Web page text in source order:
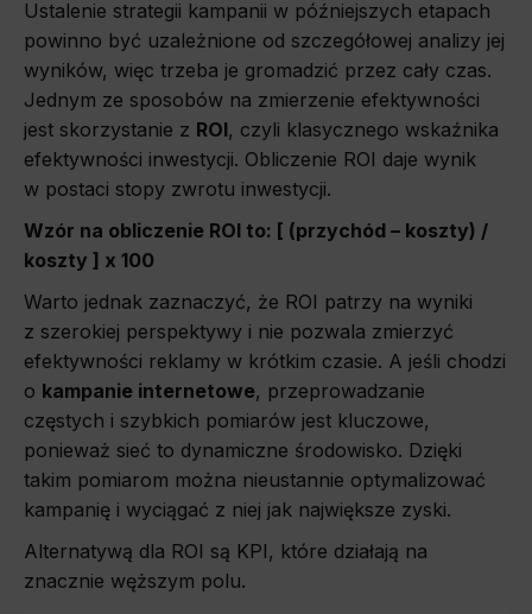
Ustalenie strategii kampanii w późniejszych etapach
powinno być uzależnione od szczegółowej analizy jej
wyników, więc trzeba je gromadzić przez cały czas.
Jednym ze sposobów na zmierzenie efektywności
jest skorzystanie z ROI, czyli klasycznego wskaźnika
efektywności inwestycji. Obliczenie ROI daje wynik
w postaci stopy zwrotu inwestycji.
Wzór na obliczenie ROI to: [ (przychód – koszty) /
koszty ] x 100
Warto jednak zaznaczyć, że ROI patrzy na wyniki
z szerokiej perspektywy i nie pozwala zmierzyć
efektywności reklamy w krótkim czasie. A jeśli chodzi
o kampanie internetowe, przeprowadzanie
częstych i szybkich pomiarów jest kluczowe,
ponieważ sieć to dynamiczne środowisko. Dzięki
takim pomiarom można nieustannie optymalizować
kampanię i wyciągać z niej jak największe zyski.
Alternatywą dla ROI są KPI, które działają na
znacznie węższym polu.